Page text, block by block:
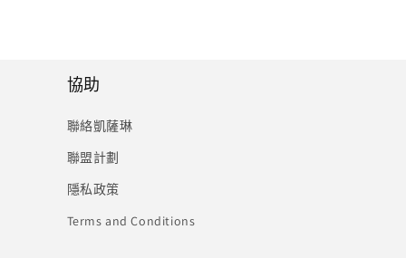
協助
聯絡凱薩琳
聯盟計劃
隱私政策
Terms and Conditions